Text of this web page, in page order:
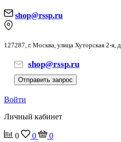
shop@rssp.ru
127287, г. Москва, улица Хуторская 2-
shop@rssp.ru
Отправить запрос
Войти
Личный кабинет
0 0
0